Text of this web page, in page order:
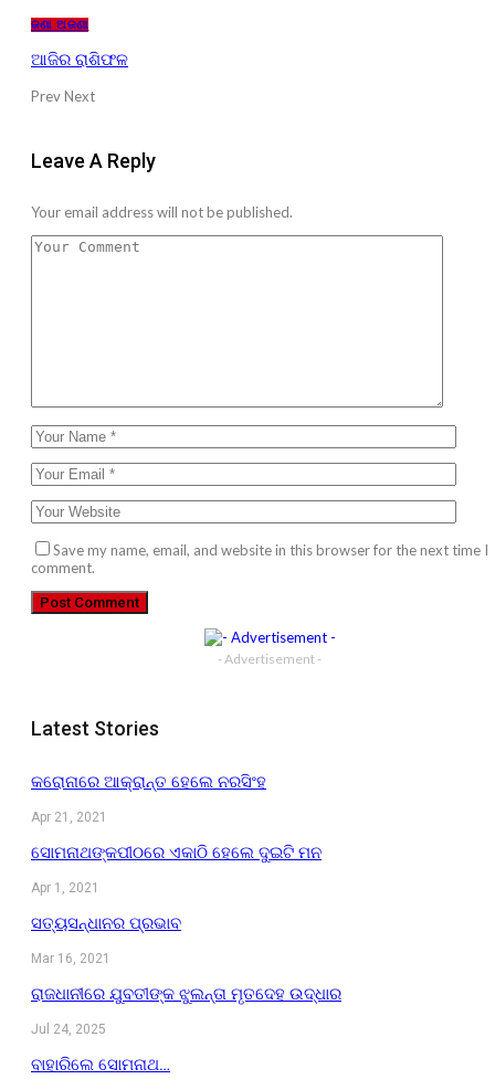
ଜଣା ଅଜଣା
ଆଜିର ରାଶିଫଳ
PrevNext
Leave A Reply
Your email address will not be published.
Save my name, email, and website in this browser for the next time I
comment.
- Advertisement -
Latest Stories
କରୋନାରେ ଆକ୍ରାନ୍ତ ହେଲେ ନରସିଂହ
Apr 21, 2021
ସୋମନାଥଙ୍କପୀଠରେ ଏକାଠି ହେଲେ ଦୁଇଟି ମନ
Apr 1, 2021
ସତ୍ୟସନ୍ଧାନର ପ୍ରଭାବ
Mar 16, 2021
ରାଜଧାନୀରେ ଯୁବତୀଙ୍କ ଝୁଲନ୍ତା ମୃତଦେହ ଉଦ୍ଧାର
Jul 24, 2025
ବାହାରିଲେ ସୋମନାଥ…